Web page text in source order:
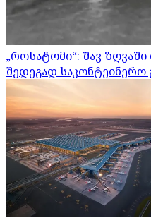
„როსატომი“: შავ
შედეგად საკონტეინერო